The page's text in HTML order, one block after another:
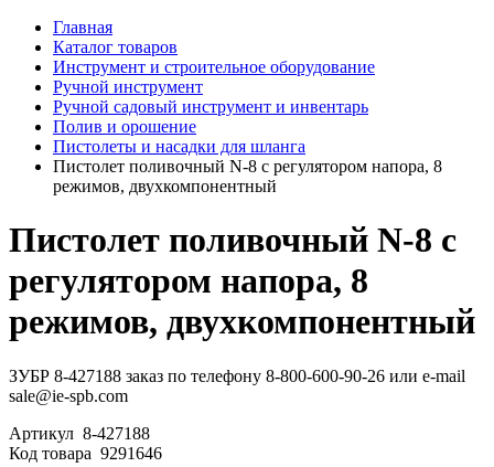
Главная
Каталог товаров
Инструмент и строительное оборудование
Ручной инструмент
Ручной садовый инструмент и инвентарь
Полив и орошение
Пистолеты и насадки для шланга
Пистолет поливочный N-8 с регулятором напора, 8
режимов, двухкомпонентный
Пистолет поливочный N-8 с
регулятором напора, 8
режимов, двухкомпонентный
ЗУБР 8-427188 заказ по телефону 8-800-600-90-26 или e-mail
sale@ie-spb.com
Артикул 8-427188
Код товара 9291646